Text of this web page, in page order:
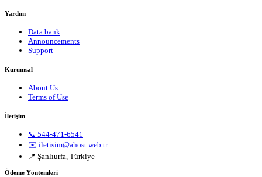
Yardım
Data bank
Announcements
Support
Kurumsal
About Us
Terms of Use
İletişim
📞 544-471-6541
✉️ iletisim@ahost.web.tr
📍 Şanlıurfa, Türkiye
Ödeme Yöntemleri